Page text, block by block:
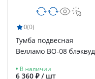
0(0)
Тумба подвесная
Велламо ВО-08 блэквуд
В наличии
6 360 ₽ / шт